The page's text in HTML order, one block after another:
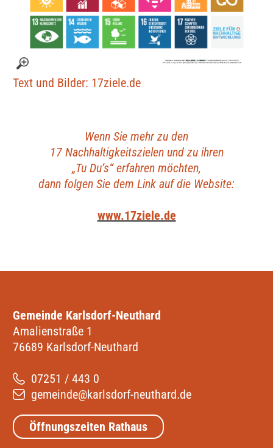
Text und Bilder: 17ziele.de
Wenn Sie mehr zu den
17 Nachhaltigkeitszielen und zu ihren
„Tu Du’s“ erfahren möchten,
dann folgen Sie dem Link auf die Website:
www.17ziele.de
Gemeinde Karlsdorf-Neuthard
Amalienstraße 1
76689 Karlsdorf-Neuthard
07251 / 443 0
gemeinde@karlsdorf-neuthard.de
Öffnungszeiten Rathaus